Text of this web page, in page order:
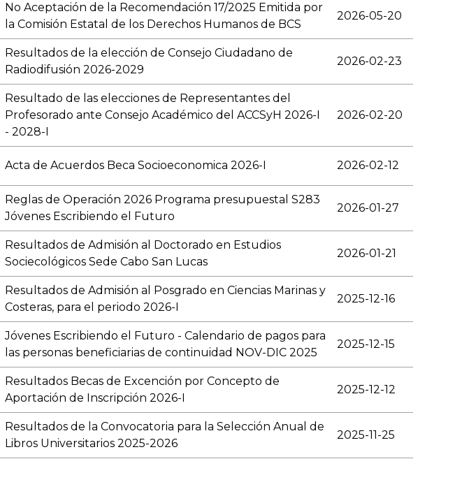
No Aceptación de la Recomendación 17/2025 Emitida por
la Comisión Estatal de los Derechos Humanos de BCS
2026-05-20
Resultados de la elección de Consejo Ciudadano de
Radiodifusión 2026-2029
2026-02-23
Resultado de las elecciones de Representantes del
Profesorado ante Consejo Académico del ACCSyH 2026-I
- 2028-I
2026-02-20
Acta de Acuerdos Beca Socioeconomica 2026-I 2026-02-12
Reglas de Operación 2026 Programa presupuestal S283
Jóvenes Escribiendo el Futuro
2026-01-27
Resultados de Admisión al Doctorado en Estudios
Sociecológicos Sede Cabo San Lucas
2026-01-21
Resultados de Admisión al Posgrado en Ciencias Marinas y
Costeras, para el periodo 2026-I
2025-12-16
Jóvenes Escribiendo el Futuro - Calendario de pagos para
las personas beneficiarias de continuidad NOV-DIC 2025
2025-12-15
Resultados Becas de Excención por Concepto de
Aportación de Inscripción 2026-I
2025-12-12
Resultados de la Convocatoria para la Selección Anual de
Libros Universitarios 2025-2026
2025-11-25